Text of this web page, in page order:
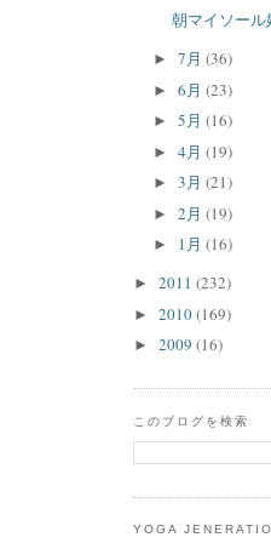
朝マイソール
► 7月 (36)
► 6月 (23)
► 5月 (16)
► 4月 (19)
► 3月 (21)
► 2月 (19)
► 1月 (16)
► 2011 (232)
► 2010(169)
► 2009 (16)
このブログを検索
YOGA